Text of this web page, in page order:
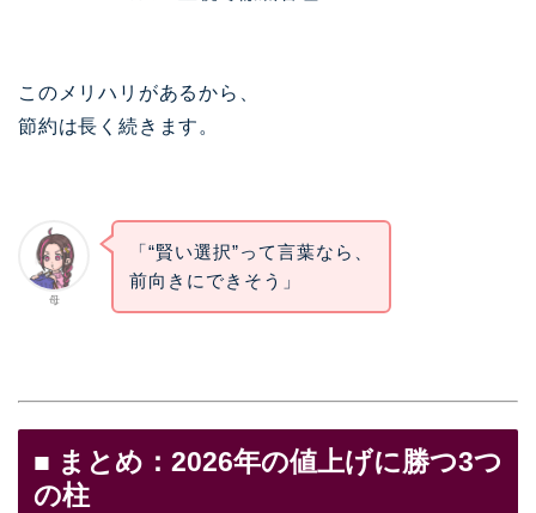
このメリハリがあるから、
節約は長く続きます。
母
「“賢い選択”って言葉なら、
前向きにできそう」
■ まとめ：2026年の値上げに勝つ3つ
の柱